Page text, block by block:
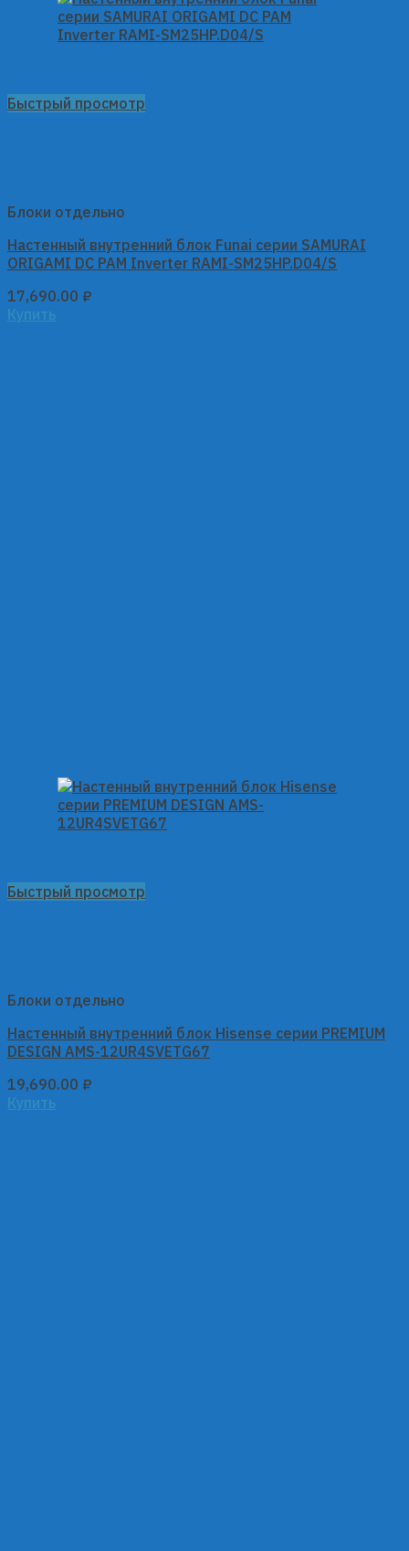
Быстрый просмотр
Блоки отдельно
Настенный внутренний блок Funai серии SAMURAI
ORIGAMI DC PAM Inverter RAMI-SM25HP.D04/S
17,690.00 ₽
Купить
Быстрый просмотр
Блоки отдельно
Настенный внутренний блок Hisense серии PREMIUM
DESIGN AMS-12UR4SVETG67
19,690.00 ₽
Купить